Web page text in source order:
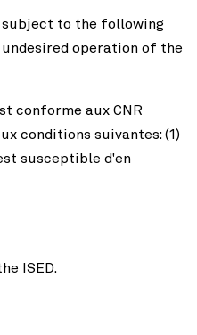
subject to the following
operation of the
conforme aux CNR
conditions suivantes: (1)
susceptible d'en
ISED.